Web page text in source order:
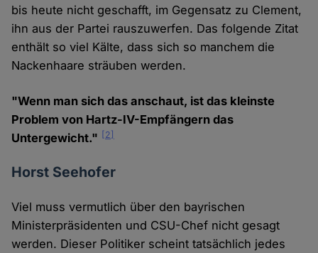
bis heute nicht geschafft, im Gegensatz zu Clement,
ihn aus der Partei rauszuwerfen. Das folgende Zitat
enthält so viel Kälte, dass sich so manchem die
Nackenhaare sträuben werden.
"Wenn man sich das anschaut, ist das kleinste
Problem von Hartz-IV-Empfängern das
Untergewicht."
[2]
Horst Seehofer
Viel muss vermutlich über den bayrischen
Ministerpräsidenten und CSU-Chef nicht gesagt
werden. Dieser Politiker scheint tatsächlich jedes